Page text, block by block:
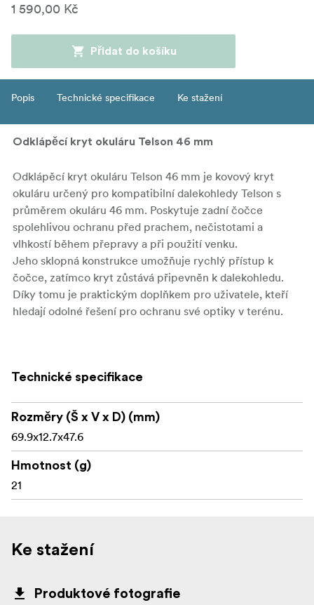
1 590,00 Kč
Přidat do košíku
Popis Technické specifikace Ke stažení
Odklápěcí kryt okuláru Telson 46 mm
Odklápěcí kryt okuláru Telson 46 mm je kovový kryt
okuláru určený pro kompatibilní dalekohledy Telson s
průměrem okuláru 46 mm. Poskytuje zadní čočce
spolehlivou ochranu před prachem, nečistotami a
vlhkostí během přepravy a při použití venku.
Jeho sklopná konstrukce umožňuje rychlý přístup k
čočce, zatímco kryt zůstává připevněn k dalekohledu.
Díky tomu je praktickým doplňkem pro uživatele, kteří
hledají odolné řešení pro ochranu své optiky v terénu.
46mm kovový odklápěcí kryt okuláru
Vhodný pro kompatibilní dalekohledy Telson s
průměrem okuláru 46 mm
-type: disc">Vhodný pro okulárové pouzdra ARC
2,5-15x44 a Target Master 5-25x56
Odolná hliníková konstrukce
nečistotami
Technické specifikace
Rozměry (Š x V x D) (mm)
69.9x12.7x47.6
Hmotnost (g)
21
Ke stažení
Produktové fotografie